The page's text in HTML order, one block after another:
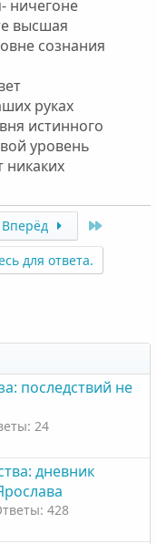
ничегоне
высшая
сознания
руках
истинного
уровень
никаких
Вперёд Last
для ответа.
почта
последствий не
24
дневник
428